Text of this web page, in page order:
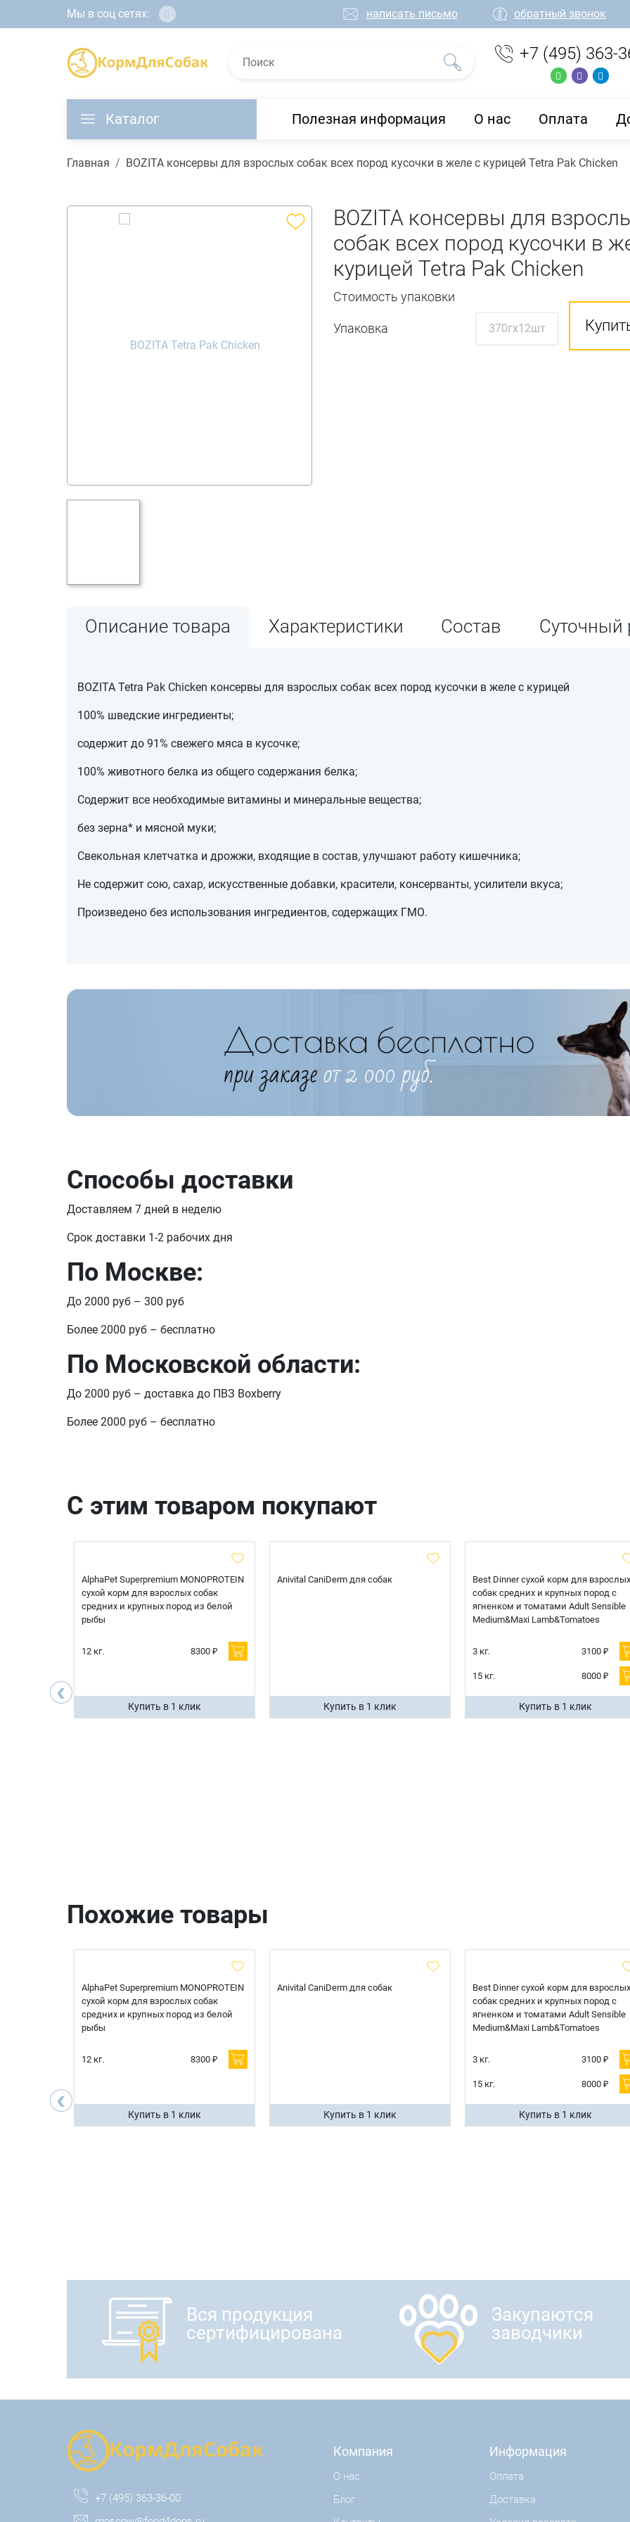
Мы в соц сетях: написать письмо обратный звонок
+7 (495) 363-
Каталог Полезная информация О нас Оплата
Главная BOZITA консервы для взрослых собак всех пород кусочки в желе с курицей Tetra Pak Chicken
BOZITA консервы для
собак всех пород кусочки в
курицей Tetra Pak Chicken
Стоимость упаковки
Упаковка 370гх12шт
Описание товара Характеристики Состав Суточный
BOZITA Tetra Pak Chicken консервы для взрослых собак всех пород кусочки в желе с курицей
100% шведские ингредиенты;
содержит до 91% свежего мяса в кусочке;
100% животного белка из общего содержания белка;
Содержит все необходимые витамины и минеральные вещества;
без зерна* и мясной муки;
Свекольная клетчатка и дрожжи, входящие в состав, улучшают работу кишечника;
Не содержит сою, сахар, искусственные добавки, красители, консерванты, усилители вкуса;
Произведено без использования ингредиентов, содержащих ГМО.
Способы доставки
Доставляем 7 дней в неделю
Срок доставки 1-2 рабочих дня
По Москве:
До 2000 руб – 300 руб
Более 2000 руб – бесплатно
По Московской области:
До 2000 руб – доставка до ПВЗ Boxberry
Более 2000 руб – бесплатно
С этим товаром покупают
‹
AlphaPet Superpremium MONOPROTEIN
сухой корм для взрослых собак
средних и крупных пород из белой
рыбы
12 кг. 8300 ₽
Купить в 1 клик
Anivital CaniDerm для собак
Купить в 1 клик
Best Dinner сухой корм для взрослых
собак средних и крупных пород с
ягненком и томатами Adult Sensible
Medium&Maxi Lamb&Tomatoes
3 кг. 3100 ₽
15 кг. 8000 ₽
Купить в 1 клик
Похожие товары
‹
AlphaPet Superpremium MONOPROTEIN
сухой корм для взрослых собак
средних и крупных пород из белой
рыбы
12 кг. 8300 ₽
Купить в 1 клик
Anivital CaniDerm для собак
Купить в 1 клик
Best Dinner сухой корм для взрослых
собак средних и крупных пород с
ягненком и томатами Adult Sensible
Medium&Maxi Lamb&Tomatoes
3 кг. 3100 ₽
15 кг. 8000 ₽
Купить в 1 клик
Вся продукция
сертифицирована
Закупаются
заводчики
+7 (495) 363-36-00
Компания
О нас
Блог
Информация
Оплата
Доставка
Оформить заказ